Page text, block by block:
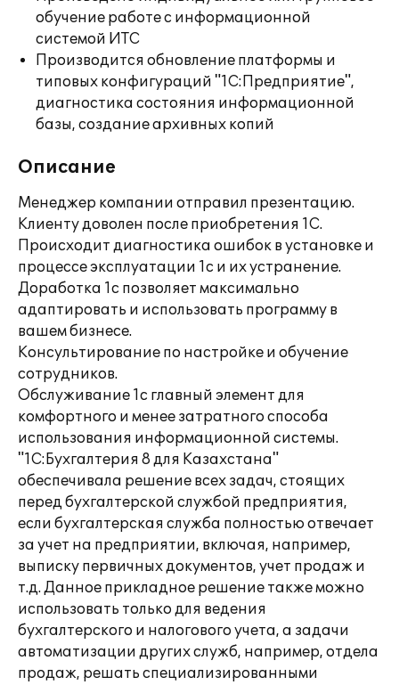
обучение работе с информационной
системой ИТС
Производится обновление платформы и
типовых конфигураций "1С:Предприятие",
диагностика состояния информационной
базы, создание архивных копий
Описание
Менеджер компании отправил презентацию.
Клиенту доволен после приобретения 1С.
Происходит диагностика ошибок в установке и
процессе эксплуатации 1с и их устранение.
Доработка 1с позволяет максимально
адаптировать и использовать программу в
вашем бизнесе.
Консультирование по настройке и обучение
сотрудников.
Обслуживание 1с главный элемент для
комфортного и менее затратного способа
использования информационной системы.
"1С:Бухгалтерия 8 для Казахстана"
обеспечивала решение всех задач, стоящих
перед бухгалтерской службой предприятия,
если бухгалтерская служба полностью отвечает
за учет на предприятии, включая, например,
выписку первичных документов, учет продаж и
т.д. Данное прикладное решение также можно
использовать только для ведения
бухгалтерского и налогового учета, а задачи
автоматизации других служб, например, отдела
продаж, решать специализированными